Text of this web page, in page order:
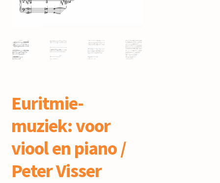
Euritmie-
muziek: voor
viool en piano /
Peter Visser